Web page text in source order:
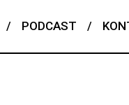
/ PODCAST /